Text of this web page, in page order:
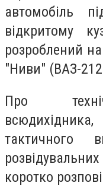
автомобіль
відкритому
розроблений
"Ниви" (ВАЗ-
Про
тактичного
коротко